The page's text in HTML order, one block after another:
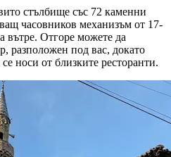
стълбище със 72 каменни
часовников механизъм от 17-
вътре. Отгоре можете да
разположен под вас, докато
носи от близките ресторанти.